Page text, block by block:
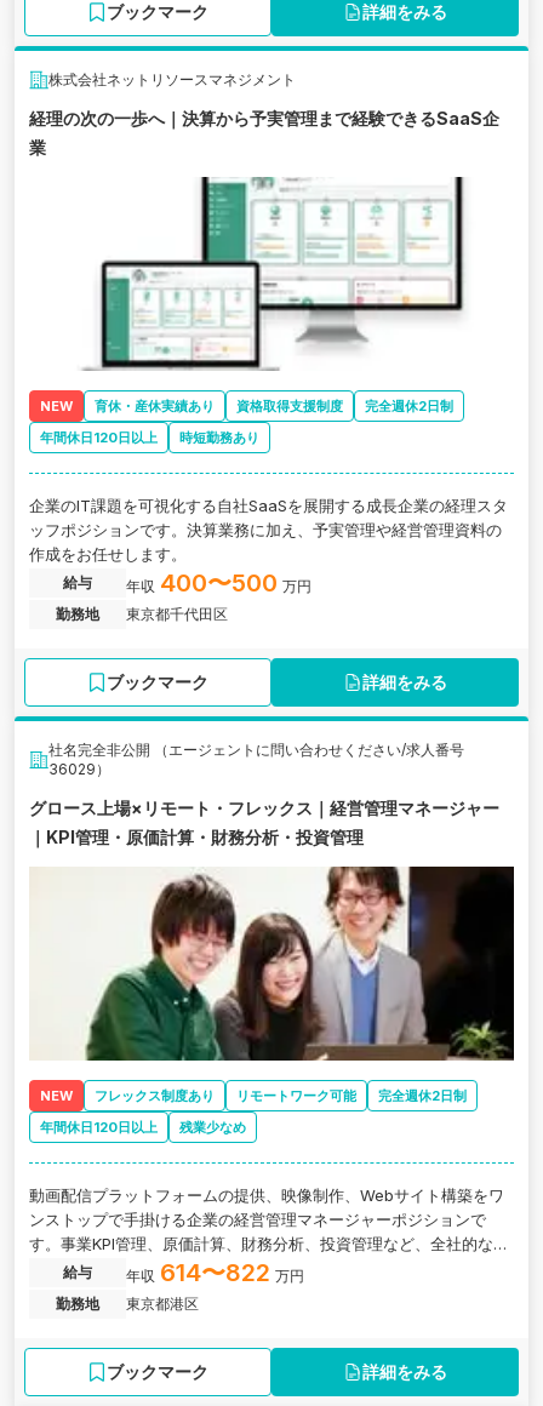
ブックマーク 詳細をみる
株式会社ネットリソースマネジメント
経理の次の一歩へ｜決算から予実管理まで経験できるSaaS企
業
NEW 育休・産休実績あり 資格取得支援制度
完全週休2日制
年間休日120日以上
時短勤務あり
企業のIT課題を可視化する自社SaaSを展開する成長企業の経理スタ
ッフポジションです。決算業務に加え、予実管理や経営管理資料の
作成をお任せします。
給与 年収 400〜500 万円
勤務地
東京都千代田区
ブックマーク 詳細をみる
社名完全非公開 （エージェントに問い合わせください/求人番号
36029）
グロース上場×リモート・フレックス｜経営管理マネージャー
｜KPI管理・原価計算・財務分析・投資管理
NEW フレックス制度あり リモートワーク可能
完全週休2日制
年間休日120日以上
残業少なめ
動画配信プラットフォームの提供、映像制作、Webサイト構築をワ
ンストップで手掛ける企業の経営管理マネージャーポジションで
す。事業KPI管理、原価計算、財務分析、投資管理など、全社的な経
営管理体制の見直し・改善に携わっていただきます。
給与 年収 614〜822 万円
勤務地
東京都港区
ブックマーク 詳細をみる